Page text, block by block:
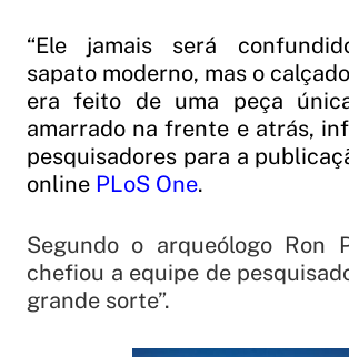
“Ele jamais será
sapato moderno, mas o
era feito de uma peça
amarrado na frente e atrás,
pesquisadores para a
online PLoS One.
Segundo o arqueólogo Ron
chefiou a equipe de
grande sorte”.